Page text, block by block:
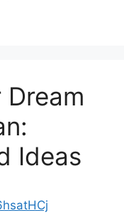
Dream
Ideas